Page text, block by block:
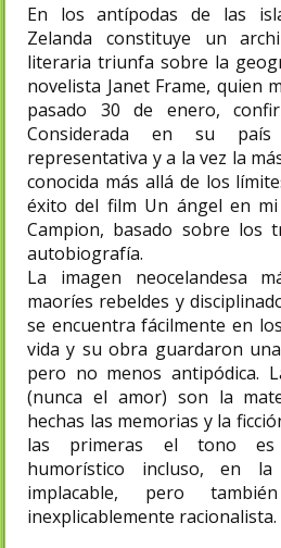
En los antípodas de las
Zelanda constituye un
literaria triunfa sobre la
novelista Janet Frame, quien
pasado 30 de enero,
Considerada en su
representativa y a la vez la
conocida más allá de los
éxito del film Un ángel en mi
Campion, basado sobre los
autobiografía.
La imagen neocelandesa
maoríes rebeldes y
se encuentra fácilmente en
vida y su obra guardaron
pero no menos antipódica.
(nunca el amor) son la
hechas las memorias y la
las primeras el tono es
humorístico incluso, en
implacable, pero
inexplicablemente racionalista.